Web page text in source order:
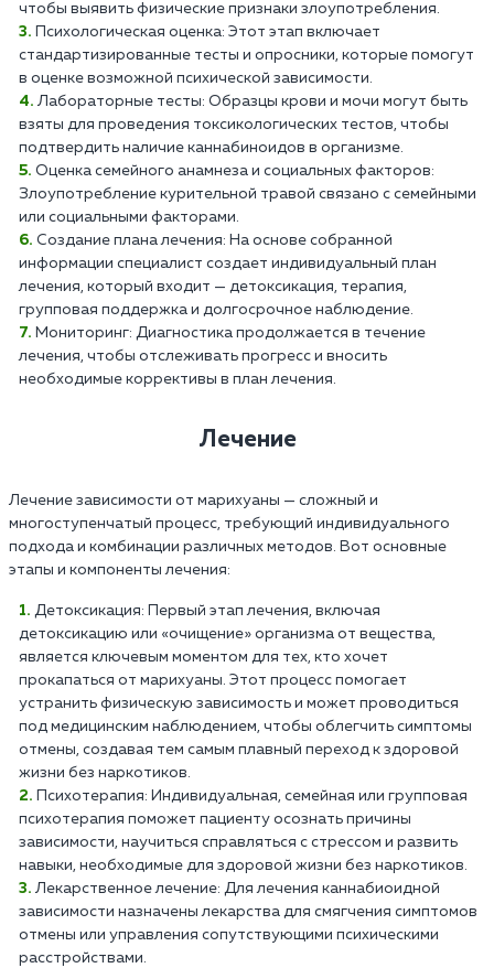
чтобы выявить физические признаки злоупотребления.
Психологическая оценка: Этот этап включает
стандартизированные тесты и опросники, которые помогут
в оценке возможной психической зависимости.
Лабораторные тесты: Образцы крови и мочи могут быть
взяты для проведения токсикологических тестов, чтобы
подтвердить наличие каннабиноидов в организме.
Оценка семейного анамнеза и социальных факторов:
Злоупотребление курительной травой связано с семейными
или социальными факторами.
Создание плана лечения: На основе собранной
информации специалист создает индивидуальный план
лечения, который входит — детоксикация, терапия,
групповая поддержка и долгосрочное наблюдение.
Мониторинг: Диагностика продолжается в течение
лечения, чтобы отслеживать прогресс и вносить
необходимые коррективы в план лечения.
Лечение
Лечение зависимости от марихуаны — сложный и
многоступенчатый процесс, требующий индивидуального
подхода и комбинации различных методов. Вот основные
этапы и компоненты лечения:
Детоксикация: Первый этап лечения, включая
детоксикацию или «очищение» организма от вещества,
является ключевым моментом для тех, кто хочет
прокапаться от марихуаны. Этот процесс помогает
устранить физическую зависимость и может проводиться
под медицинским наблюдением, чтобы облегчить симптомы
отмены, создавая тем самым плавный переход к здоровой
жизни без наркотиков.
Психотерапия: Индивидуальная, семейная или групповая
психотерапия поможет пациенту осознать причины
зависимости, научиться справляться с стрессом и развить
навыки, необходимые для здоровой жизни без наркотиков.
Лекарственное лечение: Для лечения каннабиоидной
зависимости назначены лекарства для смягчения симптомов
отмены или управления сопутствующими психическими
расстройствами.